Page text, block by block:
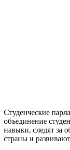
Студенческие
объединение
навыки, следят за
страны и